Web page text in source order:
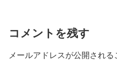
コメントを残す
メールアドレスが公開される